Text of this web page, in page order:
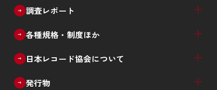
著作権制度の概要
エルマーク
著作権啓発ツール
中高生向け学習プログラムのご案内
調査レポート
音楽メディアユーザー実態調査
違法音楽アプリ利用実態調査
その他の各種調査
各種規格・制度ほか
CDレンタル
再販制度
CDサンプル盤
音楽レコードの還流防止措置
RIS規格
ISRC
日本レコード協会について
日本レコード協会概要
事業案内
役員名簿
会員社（正会員、準会員、賛助会員）
情報公開
入会案内
採用情報
北京事務所と認証書の発行
発行物